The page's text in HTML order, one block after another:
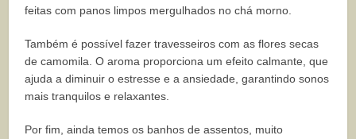
feitas com panos limpos mergulhados no chá morno.
Também é possível fazer travesseiros com as flores secas
de camomila. O aroma proporciona um efeito calmante, que
ajuda a diminuir o estresse e a ansiedade, garantindo sonos
mais tranquilos e relaxantes.
Por fim, ainda temos os banhos de assentos, muito